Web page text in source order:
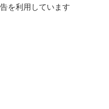
を利用しています